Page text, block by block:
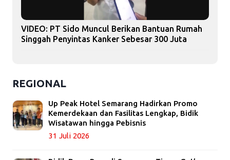
VIDEO: PT Sido Muncul Berikan Bantuan Rumah
Singgah Penyintas Kanker Sebesar 300 Juta
REGIONAL
Up Peak Hotel Semarang Hadirkan Promo
Kemerdekaan dan Fasilitas Lengkap, Bidik
Wisatawan hingga Pebisnis
31 Juli 2026